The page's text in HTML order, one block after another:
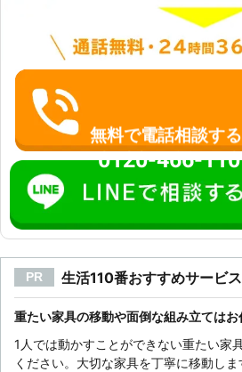
無料で電話相談す
0120-466-110
PR 生活110番おすすめサービス
重たい家具の移動や面倒な組み立ては
1人では動かすことができない重たい家
ください。大切な家具を丁寧に移動し